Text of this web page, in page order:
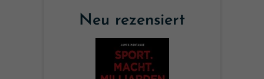
Neu rezensiert